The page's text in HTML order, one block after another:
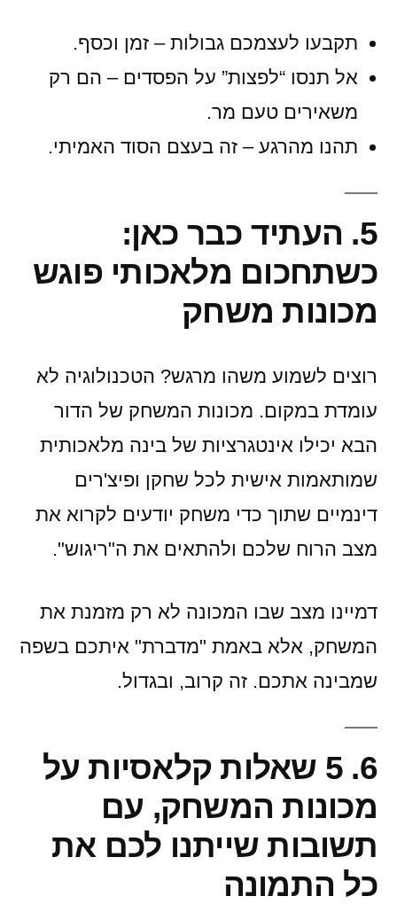
תקבעו לעצמכם גבולות – זמן וכסף.
אל תנסו “לפצות” על הפסדים – הם רק
משאירים טעם מר.
תהנו מהרגע – זה בעצם הסוד האמיתי.
5. העתיד כבר כאן:
כשתחכום מלאכותי פוגש
מכונות משחק
רוצים לשמוע משהו מרגש? הטכנולוגיה לא
עומדת במקום. מכונות המשחק של הדור
הבא יכילו אינטגרציות של בינה מלאכותית
שמותאמות אישית לכל שחקן ופיצ'רים
דינמיים שתוך כדי משחק יודעים לקרוא את
מצב הרוח שלכם ולהתאים את ה"ריגוש".
דמיינו מצב שבו המכונה לא רק מזמנת את
המשחק, אלא באמת "מדברת" איתכם בשפה
שמבינה אתכם. זה קרוב, ובגדול.
6. 5 שאלות קלאסיות על
מכונות המשחק, עם
תשובות שייתנו לכם את
כל התמונה